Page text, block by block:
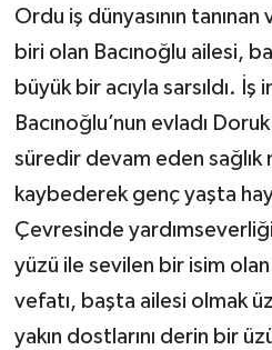
Ordu iş dünyasının
biri olan Bacınoğlu ailesi,
büyük bir acıyla sarsıldı. İş
Bacınoğlu’nun evladı
süredir devam eden sağlık
kaybederek genç yaşta
Çevresinde
yüzü ile sevilen bir isim olan
vefatı, başta ailesi olmak
yakın dostlarını derin bir